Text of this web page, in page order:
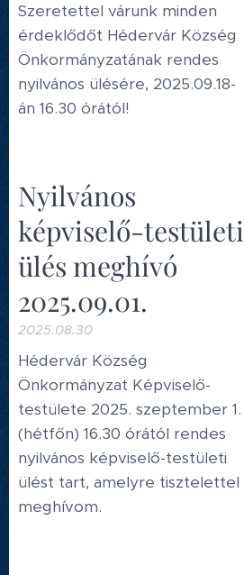
Szeretettel várunk minden
érdeklődőt Hédervár Község
Önkormányzatának rendes
nyilvános ülésére, 2025.09.18-
án 16.30 órától!
Nyilvános
képviselő-testületi
ülés meghívó
2025.09.01.
2025.08.30
Hédervár Község
Önkormányzat Képviselő-
testülete 2025. szeptember 1.
(hétfőn) 16.30 órától rendes
nyilvános képviselő-testületi
ülést tart, amelyre tisztelettel
meghívom.